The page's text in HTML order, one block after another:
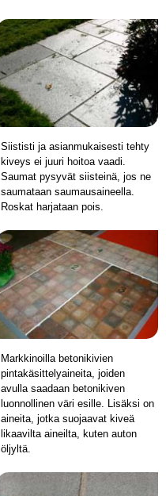
Siististi ja asianmukaisesti tehty
kiveys ei juuri hoitoa vaadi.
Saumat pysyvät siisteinä, jos ne
saumataan saumausaineella.
Roskat harjataan pois.
Markkinoilla betonikivien
pintakäsittelyaineita, joiden
avulla saadaan betonikiven
luonnollinen väri esille. Lisäksi on
aineita, jotka suojaavat kiveä
likaavilta aineilta, kuten auton
öljyltä.